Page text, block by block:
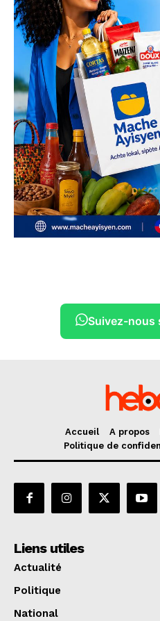
Suivez-nous
Accueil A propos
Politique de
Liens utiles
Actualité
Politique
National